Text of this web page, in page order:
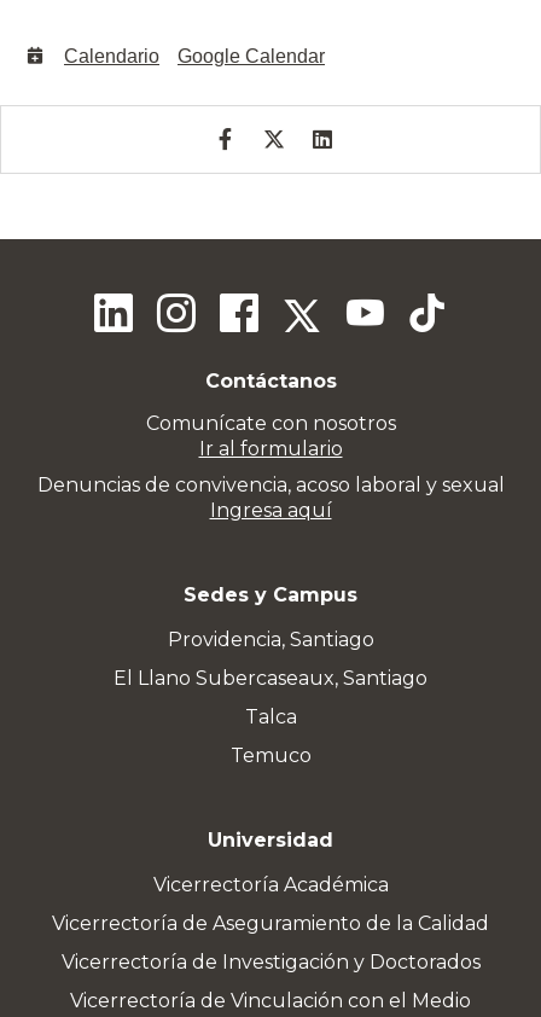
Calendario Google Calendar
Contáctanos
Comunícate con nosotros
Ir al formulario
Denuncias de convivencia, acoso laboral y sexual
Ingresa aquí
Sedes y Campus
Providencia, Santiago
El Llano Subercaseaux, Santiago
Talca
Temuco
Universidad
Vicerrectoría Académica
Vicerrectoría de Aseguramiento de la Calidad
Vicerrectoría de Investigación y Doctorados
Vicerrectoría de Vinculación con el Medio